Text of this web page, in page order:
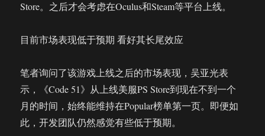
Store。之后才会考虑在Oculus和Steam等平台上线。
目前市场表现低于预期 看好其长尾效应
笔者询问了该游戏上线之后的市场表现，吴亚光表
示，《Code 51》从上线美服PS Store到现在不到一个
月的时间，始终能维持在Popular榜单第一页。即便如
此，开发团队仍然感觉有些低于预期。